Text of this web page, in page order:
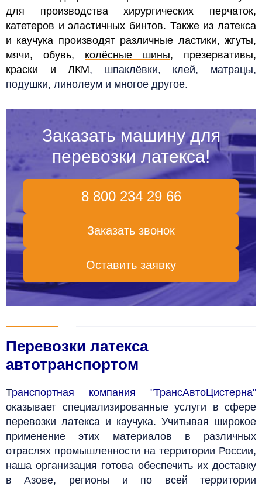
для производства хирургических перчаток,
катетеров иэластичных бинтов. Также из латекса
и каучука производят различные ластики, жгуты,
мячи, обувь, колёсные шины, презервативы,
краски и ЛКМ, шпаклёвки, клей, матрацы,
подушки, линолеум и многое другое.
Заказать машину для
перевозки латекса!
8 800 234 29 66
Заказать звонок
Оставить заявку
Перевозки латекса
автотранспортом
Транспортная компания "ТрансАвтоЦистерна"
оказывает специализированные услуги в сфере
перевозки латекса и каучука. Учитывая широкое
применение этих материалов в различных
отраслях промышленности на территории России,
наша организация готова обеспечить их доставку
в Азове, регионы и по всей территории